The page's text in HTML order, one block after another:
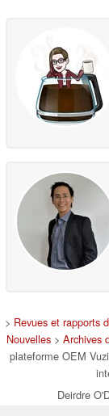
> Revues et rapports
Nouvelles > Archives
plateforme OEM
Deirdre